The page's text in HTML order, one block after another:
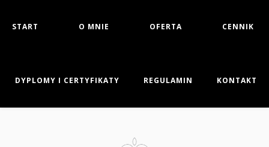
START O MNIE OFERTA CENNIK
DYPLOMY I CERTYFIKATY REGULAMIN KONTAKT